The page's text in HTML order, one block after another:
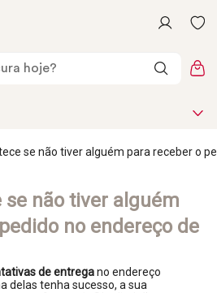
se não tiver alguém para receber o
se não tiver alguém
no endereço de
de entregano endereço
delas tenha sucesso, a sua